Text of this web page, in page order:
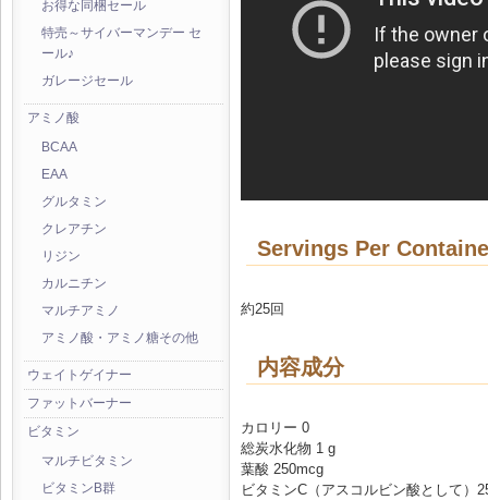
お得な同梱セール
特売～サイバーマンデー セ
ール♪
ガレージセール
アミノ酸
BCAA
EAA
グルタミン
クレアチン
リジン
カルニチン
マルチアミノ
アミノ酸・アミノ糖その他
ウェイトゲイナー
ファットバーナー
ビタミン
マルチビタミン
ビタミンB群
Servings Per
約25回
内容成分
カロリー 0
総炭水化物 1 g
葉酸 250mcg
ビタミンC（アスコルビン酸として）